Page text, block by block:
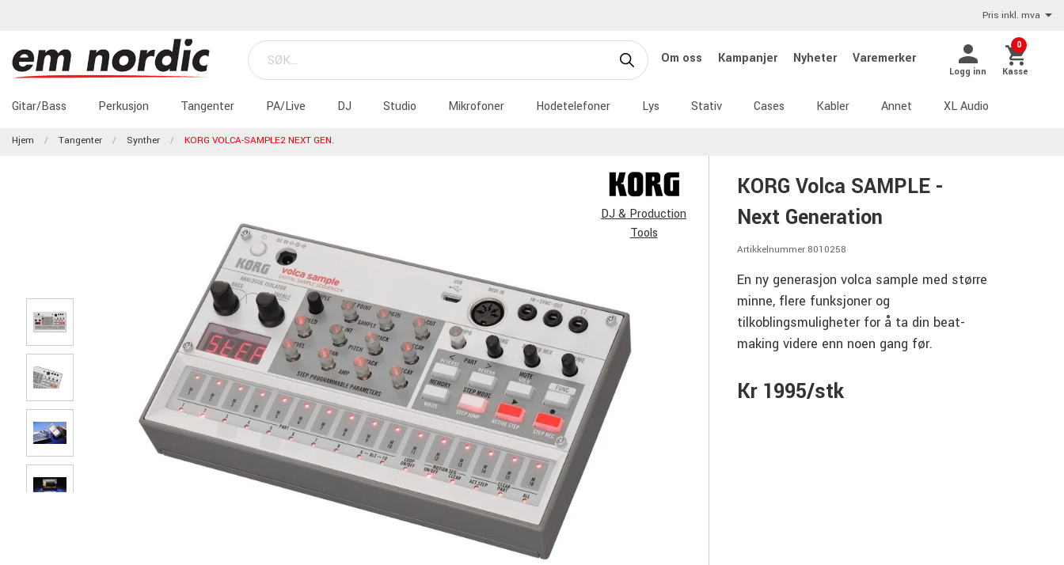
Pris inkl. mva
Om oss Kampanjer Nyheter Varemerker
Logg inn
0
Kasse
Gitar/Bass Perkusjon Tangenter PA/Live DJ Studio Mikrofoner Hodetelefoner Lys Stativ Cases Kabler Annet XL Audio
Hjem Tangenter Synther KORG VOLCA-SAMPLE2 NEXT GEN.
DJ & Production
Tools
KORG Volca SAMPLE -
Next Generation
Artikkelnummer 8010258
En ny generasjon volca sample med større
minne, flere funksjoner og
tilkoblingsmuligheter for å ta din beat-
making videre enn noen gang før.
Kr 1995/stk